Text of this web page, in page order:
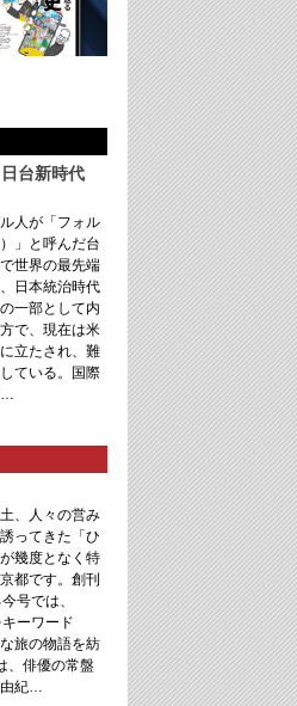
台新時代
人が「フォル
」と呼んだ台
世界の最先端
日本統治時代
一部として内
で、現在は米
立たされ、難
ている。国際
…
、人々の営み
ってきた「ひ
幾度となく特
都です。創刊
号では、
キーワード
旅の物語を紡
、俳優の常盤
由紀…